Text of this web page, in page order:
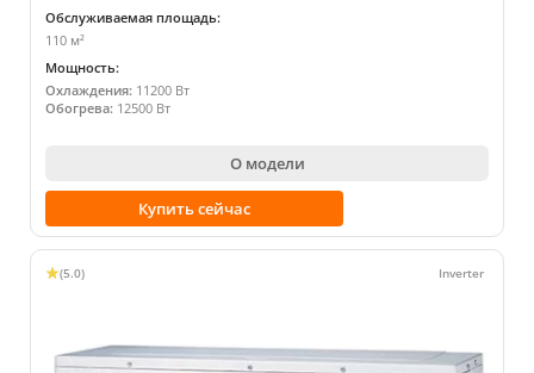
Обслуживаемая площадь:
110 м²
Мощность:
Охлаждения: 11200 Вт
Обогрева: 12500 Вт
О модели
Купить сейчас
(5.0)